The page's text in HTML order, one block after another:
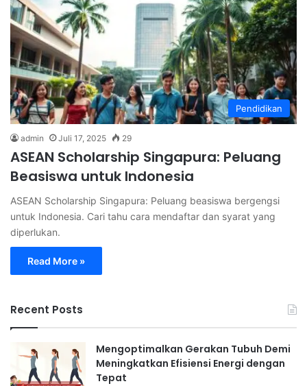
Pendidikan
admin Juli 17, 2025 29
ASEAN Scholarship Singapura: Peluang
Beasiswa untuk Indonesia
ASEAN Scholarship Singapura: Peluang beasiswa bergengsi
untuk Indonesia. Cari tahu cara mendaftar dan syarat yang
diperlukan.
Read More »
Recent Posts
Mengoptimalkan Gerakan Tubuh Demi
Meningkatkan Efisiensi Energi dengan
Tepat